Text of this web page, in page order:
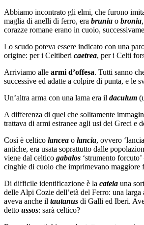
Abbiamo incontrato gli elmi, che furono
maglia di anelli di ferro, era brunia o bronia
corazze romane erano in cuoio,
Lo scudo poteva essere indicato con una
origine: per i Celtiberi caetrea, per i Celti
Arriviamo alle armi d’offesa. Tutti sanno
successive ed adatte a colpire di punta, e le
Un’altra arma con una lama era il daculum
A differenza di quel che solitamente
trattava di armi estranee agli usi dei Greci e
Così è celtico lancea o lancia, ovvero
antiche, era usata soprattutto dalle
viene dal celtico gabalos ‘strumento
cinghie di cuoio che imprimevano maggiore
Di difficile identificazione è la cateia una
delle Alpi Cozie dell’età del Ferro: una
aveva anche il tautanus di Galli ed Iberi.
detto ussos: sarà celtico?